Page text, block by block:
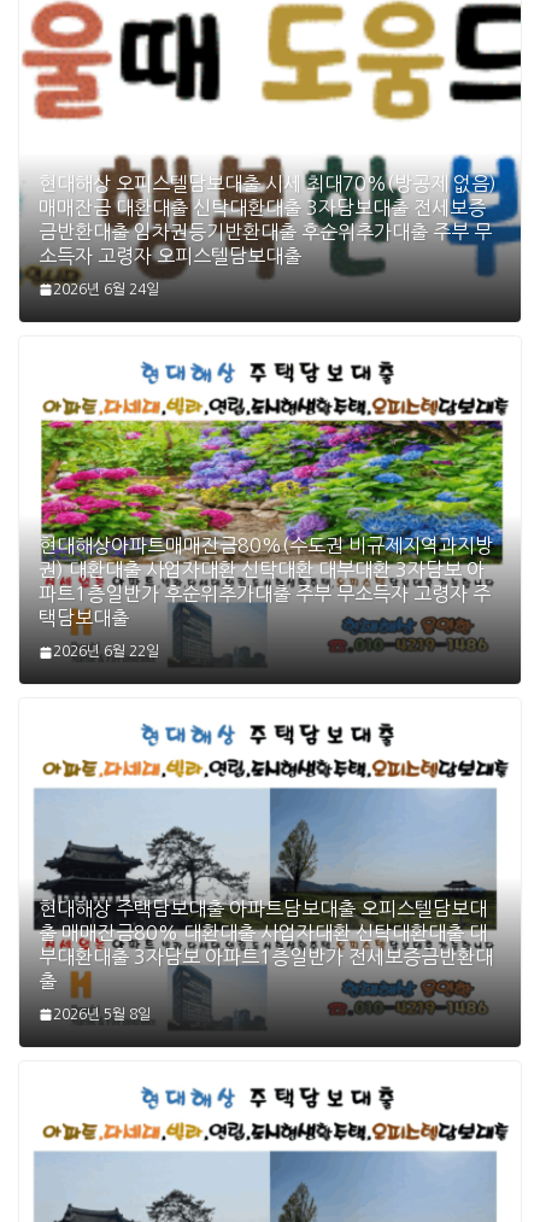
현대해상 오피스텔담보대출 시세 최대70%(방공제 없음)
매매잔금 대환대출 신탁대환대출 3자담보대출 전세보증
금반환대출 임차권등기반환대출 후순위추가대출 주부 무
소득자 고령자 오피스텔담보대출
2026년 6월 24일
현대해상아파트매매잔금80%(수도권 비규제지역과지방
권) 대환대출 사업자대환 신탁대환 대부대환 3자담보 아
파트1층일반가 후순위추가대출 주부 무소득자 고령자 주
택담보대출
2026년 6월 22일
현대해상 주택담보대출 아파트담보대출 오피스텔담보대
출 매매잔금80% 대환대출 사업자대환 신탁대환대출 대
부대환대출 3자담보 아파트1층일반가 전세보증금반환대
출
2026년 5월 8일